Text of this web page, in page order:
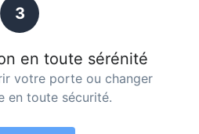
3
en toute sérénité
votre porte ou changer
en toute sécurité.